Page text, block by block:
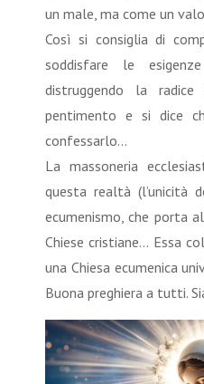
un male, ma come un
Così si consiglia di
soddisfare le
distruggendo la
pentimento e si dice
confessarlo...
La massoneria
questa realtà (l’unicità
ecumenismo, che porta
Chiese cristiane... Essa
una Chiesa ecumenica
Buona preghiera a tutti.